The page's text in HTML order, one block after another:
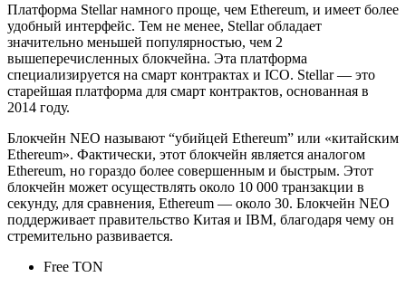
Платформа Stellar намного проще, чем Ethereum, и имеет более
удобный интерфейс. Тем не менее, Stellar обладает
значительно меньшей популярностью, чем 2
вышеперечисленных блокчейна. Эта платформа
специализируется на смарт контрактах и ICO. Stellar — это
старейшая платформа для смарт контрактов, основанная в
2014 году.
Блокчейн NEO называют “убийцей Ethereum” или «китайским
Ethereum». Фактически, этот блокчейн является аналогом
Ethereum, но гораздо более совершенным и быстрым. Этот
блокчейн может осуществлять около 10 000 транзакции в
секунду, для сравнения, Ethereum — около 30. Блокчейн NEO
поддерживает правительство Китая и IBM, благодаря чему он
стремительно развивается.
Free TON